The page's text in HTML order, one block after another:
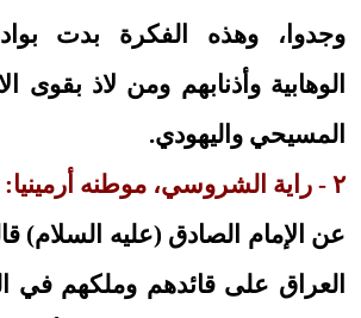
وجدوا، وهذه الفكرة بدت
الوهابية وأذنابهم ومن لاذ بقوى
المسيحي واليهودي.
٢ - راية الشروسي، موطنه أرمينيا:
عن الإمام الصادق (عليه السلام)
العراق على قائدهم وملكهم